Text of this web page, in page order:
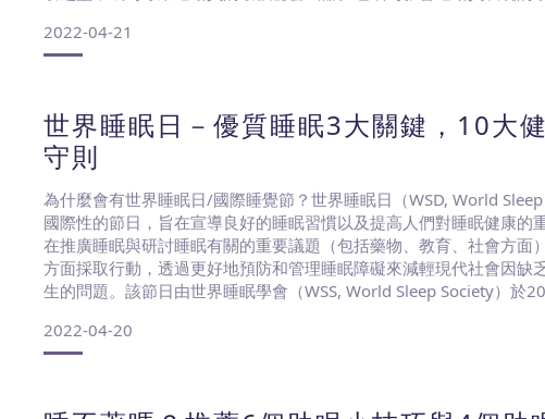
礎。根據《LIVESTRONG》網站日前報
2022-04-21
世界睡眠日－優質睡眠3大關鍵，10大
守則
為什麼會有世界睡眠日/國際睡覺節？世界睡眠日（WSD, World
國際性的節日，旨在宣導良好的睡眠習慣以及提高人們對睡眠健康的
在推廣睡眠與研討睡眠有關的重要議題（包括藥物、教育、社會方面
方面採取行動，透過更好地預防和管理睡眠障礙來減輕現代社會因缺
生的問題。該節日由世界睡眠學會（WSS, World Sleep Society）於
2022-04-20